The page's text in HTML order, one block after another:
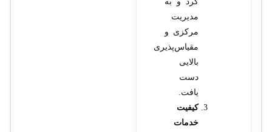
مدیریت
مرکزی و
مقیاس‌پذیری
بالایی
دست
یافت.
کیفیت
خدمات